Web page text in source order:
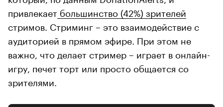
привлекает большинство (42%) зрителей
стримов. Стриминг – это взаимодействие с
аудиторией в прямом эфире. При этом не
важно, что делает стример – играет в онлайн-
игру, печет торт или просто общается со
зрителями.